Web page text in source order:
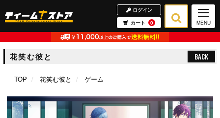
ログイン
カート
0 MENU
花笑む彼と BACK
TOP 花笑む彼と ゲーム